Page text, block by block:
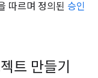
따르며 정의된 승인
트 만들기